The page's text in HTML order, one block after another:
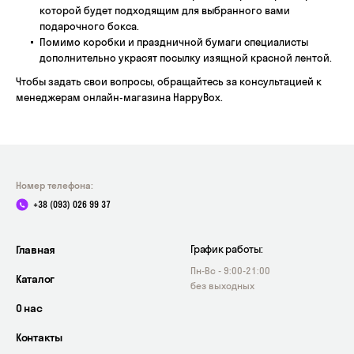
которой будет подходящим для выбранного вами
подарочного бокса.
Помимо коробки и праздничной бумаги специалисты
дополнительно украсят посылку изящной красной лентой.
Чтобы задать свои вопросы, обращайтесь за консультацией к
менеджерам онлайн-магазина HappyBox.
Номер телефона:
+38 (093) 026 99 37
Главная
Каталог
О нас
Контакты
График работы:
Пн-Вс - 9:00-21:00
без выходных